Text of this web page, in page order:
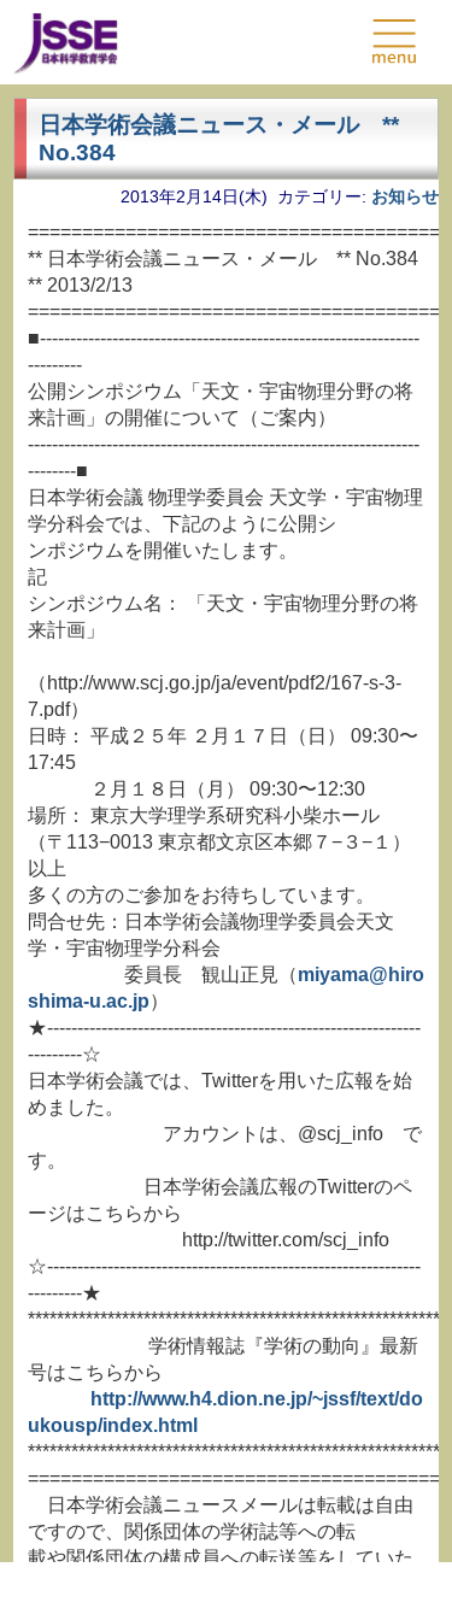
日本学術会議ニュース・メール **
No.384
2013年2月14日(木) カテゴリー: お知らせ
** 日本学術会議ニュース・メール ** No.384
** 2013/2/13
■---------------------------------------------------------------
---------
公開シンポジウム「天文・宇宙物理分野の将
来計画」の開催について（ご案内）
-----------------------------------------------------------------
--------■
日本学術会議 物理学委員会 天文学・宇宙物理
学分科会では、下記のように公開シ
ンポジウムを開催いたします。
記
シンポジウム名： 「天文・宇宙物理分野の将
来計画」
（http://www.scj.go.jp/ja/event/pdf2/167-s-3-
7.pdf）
日時： 平成２５年 ２月１７日（日） 09:30〜
17:45
２月１８日（月） 09:30〜12:30
場所： 東京大学理学系研究科小柴ホール
（〒113−0013 東京都文京区本郷７−３−１）
以上
多くの方のご参加をお待ちしています。
問合せ先：日本学術会議物理学委員会天文
学・宇宙物理学分科会
委員長 観山正見（miyama@hiro
shima-u.ac.jp）
★--------------------------------------------------------------
---------☆
日本学術会議では、Twitterを用いた広報を始
めました。
アカウントは、@scj_info で
す。
日本学術会議広報のTwitterのペ
ージはこちらから
http://twitter.com/scj_info
☆--------------------------------------------------------------
---------★
学術情報誌『学術の動向』最新
号はこちらから
http://www.h4.dion.ne.jp/~jssf/text/do
ukousp/index.html
日本学術会議ニュースメールは転載は自由
ですので、関係団体の学術誌等への転
載や関係団体の構成員への転送等をしていた